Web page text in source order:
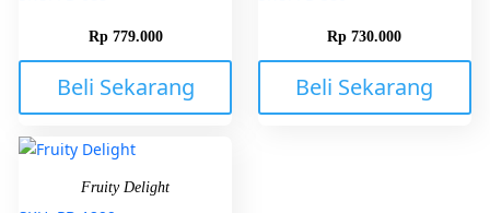
Rp779.000
Beli Sekarang
Rp 730.000
Beli Sekarang
Fruity Delight